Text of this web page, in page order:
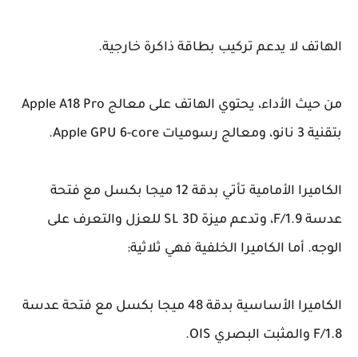
الهاتف لا يدعم تركيب بطاقة ذاكرة خارجية.
من حيث الأداء، يحتوي الهاتف على معالج Apple A18 Pro
بتقنية 3 نانو، ومعالج رسوميات Apple GPU 6-core.
الكاميرا الأمامية تأتي بدقة 12 ميجا بكسل مع فتحة
عدسة F/1.9، وتدعم ميزة SL 3D للعزل والتعرف على
الوجه. أما الكاميرا الخلفية فهي ثلاثية:
الكاميرا الأساسية بدقة 48 ميجا بكسل مع فتحة عدسة
F/1.8 والمثبت البصري OIS.